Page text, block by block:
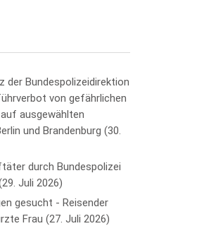
der Bundespolizeidirektion
von gefährlichen
ausgewählten
und Brandenburg 30.
durch Bundespolizei
29. Juli 2026
gesucht - Reisender
Frau 27. Juli 2026